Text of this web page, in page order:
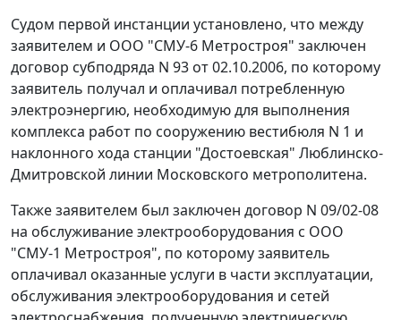
Судом первой инстанции установлено, что между
заявителем и ООО "СМУ-6 Метростроя" заключен
договор субподряда N 93 от 02.10.2006, по которому
заявитель получал и оплачивал потребленную
электроэнергию, необходимую для выполнения
комплекса работ по сооружению вестибюля N 1 и
наклонного хода станции "Достоевская" Люблинско-
Дмитровской линии Московского метрополитена.
Также заявителем был заключен договор N 09/02-08
на обслуживание электрооборудования с ООО
"СМУ-1 Метростроя", по которому заявитель
оплачивал оказанные услуги в части эксплуатации,
обслуживания электрооборудования и сетей